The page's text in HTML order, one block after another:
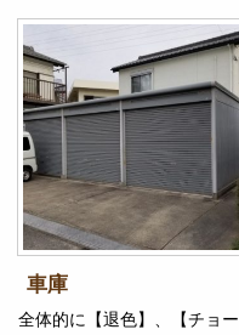
車庫
全体的に【退色】、【チョー